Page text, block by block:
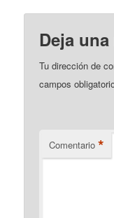
Deja
Tu dirección de
campos
Comentario *